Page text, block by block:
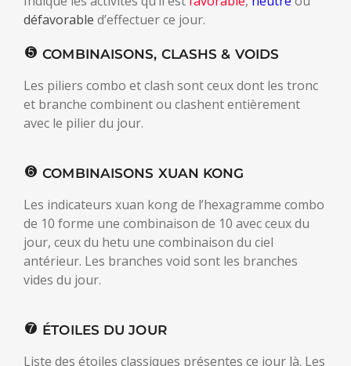
défavorable d’effectuer ce jour.
COMBINAISONS, CLASHS & VOIDS
Les piliers combo et clash sont ceux dont les tronc
et branche combinent ou clashent entièrement
avec le pilier du jour.
COMBINAISONS XUAN KONG
Les indicateurs xuan kong de l’hexagramme combo
de 10 forme une combinaison de 10 avec ceux du
jour, ceux du hetu une combinaison du ciel
antérieur. Les branches void sont les branches
vides du jour.
ÉTOILES DU JOUR
Liste des étoiles classiques présentes ce jour là. Les